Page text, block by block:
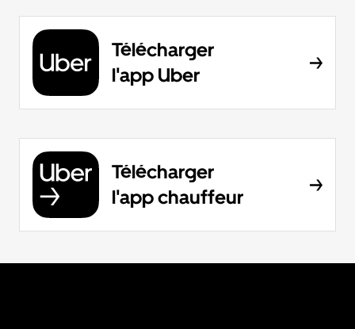
Télécharger
l'app Uber
Télécharger
l'app chauffeur